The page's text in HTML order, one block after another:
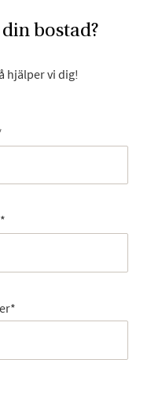
bostad?
hjälper vi dig!
*
*